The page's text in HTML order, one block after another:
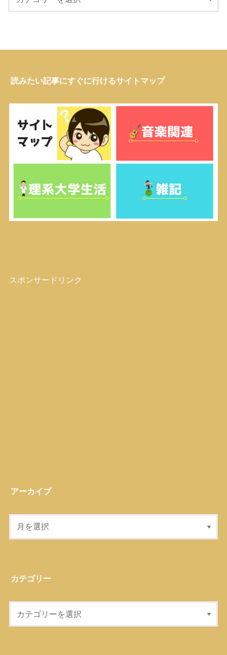
読みたい記事にすぐに行けるサイトマップ
スポンサードリンク
アーカイブ
カテゴリー